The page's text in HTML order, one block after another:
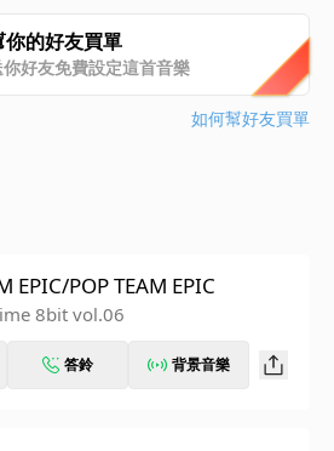
你的好友買單
好友免費設定這首音樂
如何幫好友買單
EPIC/POP TEAM EPIC
8bit vol.06
答鈴 背景音樂